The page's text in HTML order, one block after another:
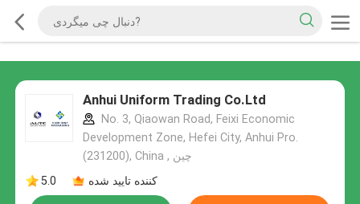
Anhui Uniform Trading Co.Ltd
No. 3, Qiaowan Road, Feixi Economic
Development Zone, Hefei City, Anhui Pro.
(231200), China , چین
5.0
کننده تایید شده